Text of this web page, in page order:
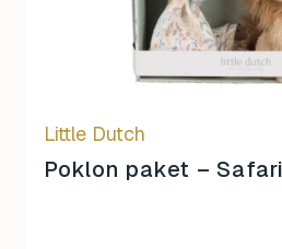
Little Dutch
Poklon paket –